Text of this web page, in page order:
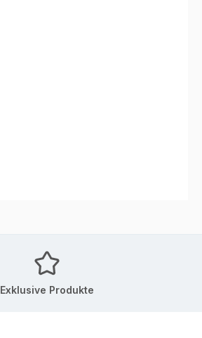
Exklusive Produkte